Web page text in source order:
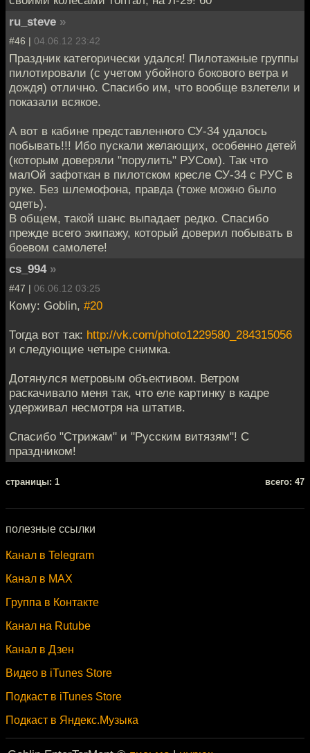
ru_steve »
#46 | 04.06.12 23:42
Праздник категорически удался! Пилотажные группы
пилотировали (с учетом убойного бокового ветра и
дождя) отлично. Спасибо им, что вообще взлетели и
показали всякое.
А вот в кабине представленного СУ-34 удалось
побывать!!! Ибо пускали желающих, особенно детей
(которым доверяли "порулить" РУСом). Так что
малОй зафоткан в пилотском кресле СУ-34 с РУС в
руке. Без шлемофона, правда (тоже можно было
одеть).
В общем, такой шанс выпадает редко. Спасибо
прежде всего экипажу, который доверил побывать в
боевом самолете!
cs_994 »
#47 | 06.06.12 03:25
Кому: Goblin, #20
Тогда вот так: http://vk.com/photo1229580_284315056
и следующие четыре снимка.
Дотянулся метровым объективом. Ветром
раскачивало меня так, что еле картинку в кадре
удерживал несмотря на штатив.
Спасибо "Стрижам" и "Русским витязям"! С
праздником!
cтраницы: 1 всего: 47
полезные ссылки
Канал в Telegram
Канал в MAX
Группа в Контакте
Канал на Rutube
Канал в Дзен
Видео в iTunes Store
Подкаст в iTunes Store
Подкаст в Яндекс.Музыка